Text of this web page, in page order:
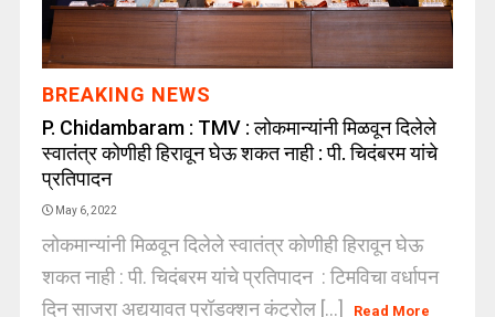
BREAKING NEWS
P. Chidambaram : TMV : लोकमान्यांनी मिळवून दिलेले
स्वातंत्र कोणीही हिरावून घेऊ शकत नाही : पी. चिदंबरम यांचे
प्रतिपादन
May 6, 2022
लोकमान्यांनी मिळवून दिलेले स्वातंत्र कोणीही हिरावून घेऊ
शकत नाही : पी. चिदंबरम यांचे प्रतिपादन : टिमविचा वर्धापन
दिन साजरा अद्ययावत प्रॉडक्शन कंट्रोल [...]
Read More